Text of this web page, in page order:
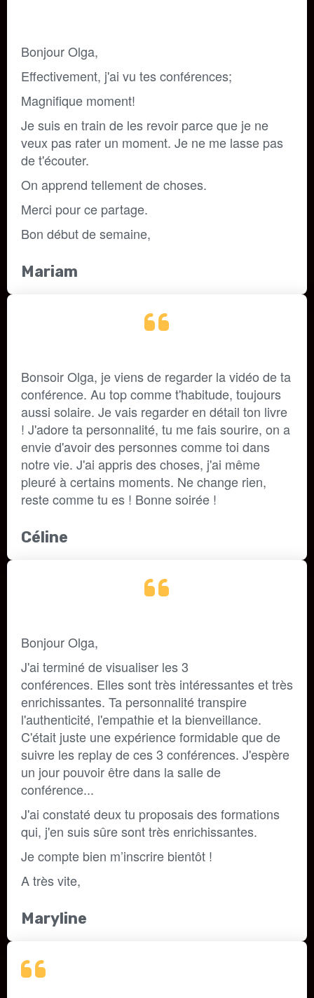
Bonjour Olga,
Effectivement, j'ai vu tes conférences;
Magnifique moment!
Je suis en train de les revoir parce que je ne
veux pas rater un moment. Je ne me lasse pas
de t'écouter.
On apprend tellement de choses.
Merci pour ce partage.
Bon début de semaine,
Mariam
Bonsoir Olga, je viens de regarder la vidéo de ta
conférence. Au top comme t'habitude, toujours
aussi solaire. Je vais regarder en détail ton livre
! J'adore ta personnalité, tu me fais sourire, on a
envie d'avoir des personnes comme toi dans
notre vie. J'ai appris des choses, j'ai même
pleuré à certains moments. Ne change rien,
reste comme tu es ! Bonne soirée !
Céline
Bonjour Olga,
J'ai terminé de visualiser les 3
conférences. Elles sont très intéressantes et très
enrichissantes. Ta personnalité transpire
l'authenticité, l'empathie et la bienveillance.
C'était juste une expérience formidable que de
suivre les replay de ces 3 conférences. J'espère
un jour pouvoir être dans la salle de
conférence...
J'ai constaté deux tu proposais des formations
qui, j'en suis sûre sont très enrichissantes.
Je compte bien m’inscrire bientôt !
A très vite,
Maryline